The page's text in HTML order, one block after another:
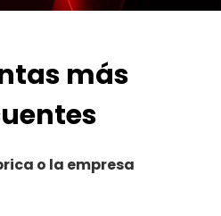
más
o la empresa